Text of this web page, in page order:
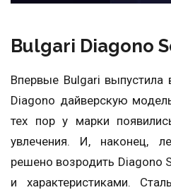
Bulgari Diagono
Впервые Bulgari выпустила
Diagono дайверскую
тех пор у марки
увлечения. И, наконец,
решено возродить Diagono
и характеристиками.